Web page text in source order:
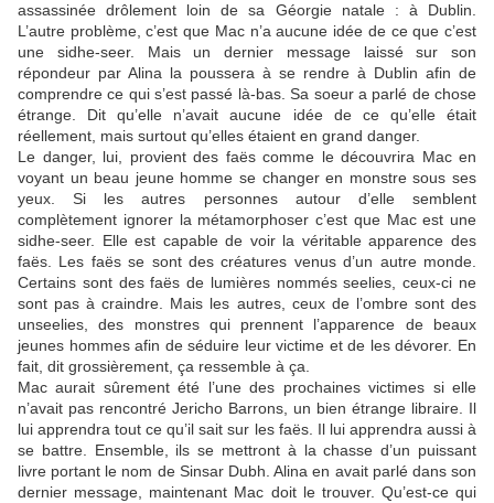
assassinée drôlement loin de sa Géorgie natale : à Dublin.
L’autre problème, c’est que Mac n’a aucune idée de ce que c’est
une sidhe-seer. Mais un dernier message laissé sur son
répondeur par Alina la poussera à se rendre à Dublin afin de
comprendre ce qui s’est passé là-bas. Sa soeur a parlé de chose
étrange. Dit qu’elle n’avait aucune idée de ce qu’elle était
réellement, mais surtout qu’elles étaient en grand danger.
Le danger, lui, provient des faës comme le découvrira Mac en
voyant un beau jeune homme se changer en monstre sous ses
yeux. Si les autres personnes autour d’elle semblent
complètement ignorer la métamorphoser c’est que Mac est une
sidhe-seer. Elle est capable de voir la véritable apparence des
faës. Les faës se sont des créatures venus d’un autre monde.
Certains sont des faës de lumières nommés seelies, ceux-ci ne
sont pas à craindre. Mais les autres, ceux de l’ombre sont des
unseelies, des monstres qui prennent l’apparence de beaux
jeunes hommes afin de séduire leur victime et de les dévorer. En
fait, dit grossièrement, ça ressemble à ça.
Mac aurait sûrement été l’une des prochaines victimes si elle
n’avait pas rencontré Jericho Barrons, un bien étrange libraire. Il
lui apprendra tout ce qu’il sait sur les faës. Il lui apprendra aussi à
se battre. Ensemble, ils se mettront à la chasse d’un puissant
livre portant le nom de Sinsar Dubh. Alina en avait parlé dans son
dernier message, maintenant Mac doit le trouver. Qu’est-ce qui